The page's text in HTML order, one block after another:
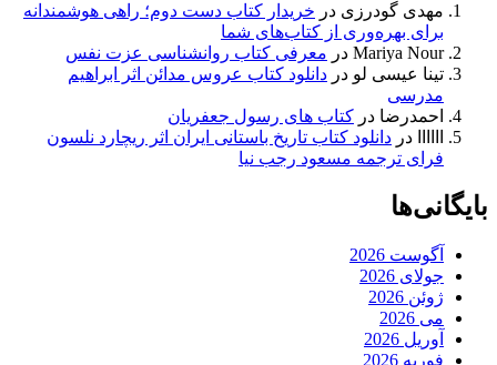
مهدی گودرزی در خریدار کتاب دست دوم؛ راهی هوشمندانه
برای بهره‌وری از کتاب‌های شما
Mariya Nour در معرفی کتاب روانشناسی عزت نفس
تینا عیسی لو در دانلود کتاب عروس مدائن اثر ابراهیم
مدرسی
احمدرضا در کتاب های رسول جعفریان
در دانلود کتاب تاریخ باستانی ایران اثر ریچارد نلسون
فرای ترجمه مسعود رجب نیا
بایگانی‌ها
آگوست 2026
جولای 2026
ژوئن 2026
می 2026
آوریل 2026
فوریه 2026